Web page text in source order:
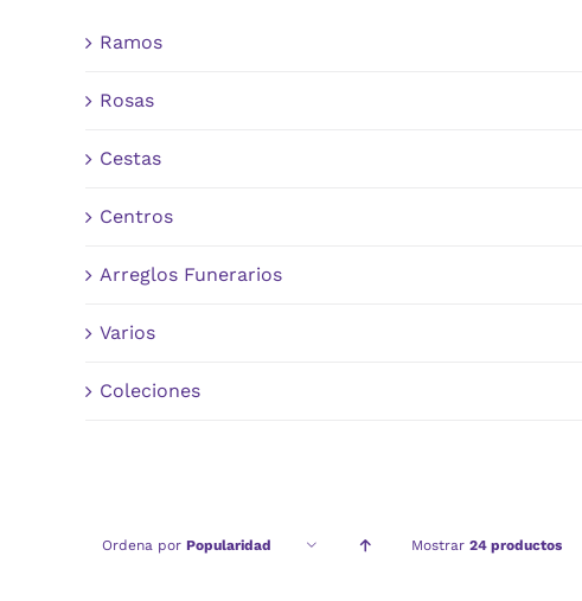
Ramos
Rosas
Cestas
Centros
Arreglos Funerarios
Varios
Coleciones
Ordena por Popularidad Mostrar 24 productos